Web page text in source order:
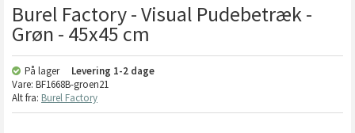
Burel Factory - Visual Pudebetræk -
Grøn - 45x45 cm
På lager Levering 1-2 dage
Vare: BF1668B-groen21
Alt fra: Burel Factory